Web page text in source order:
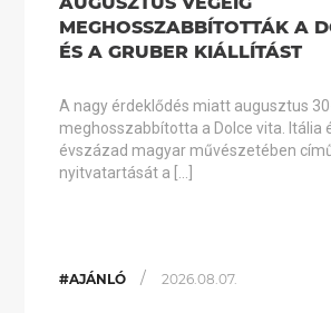
MEGHOSSZABBÍTOTTÁK A
ÉS A GRUBER KIÁLLÍTÁST
A nagy érdeklődés miatt augusztus
meghosszabbította a Dolce vita. Itália
évszázad magyar művészetében
nyitvatartását a […]
#AJÁNLÓ / 2026.08.07.